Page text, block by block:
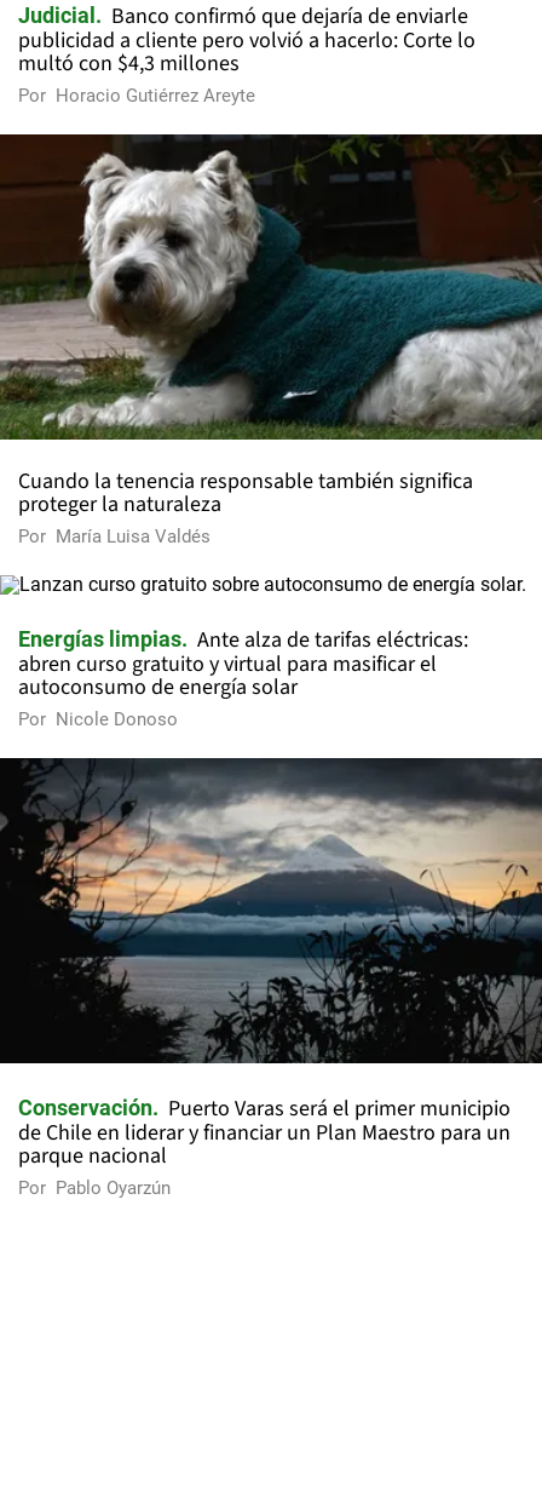
Judicial
Banco confirmó que dejaría de enviarle
publicidad a cliente pero volvió a hacerlo: Corte lo
multó con $4,3 millones
Por Horacio Gutiérrez Areyte
Cuando la tenencia responsable también significa
proteger la naturaleza
Por María Luisa Valdés
Energías limpias
Ante alza de tarifas eléctricas:
abren curso gratuito y virtual para masificar el
autoconsumo de energía solar
Por Nicole Donoso
Conservación
Puerto Varas será el primer municipio
de Chile en liderar y financiar un Plan Maestro para un
parque nacional
Por Pablo Oyarzún